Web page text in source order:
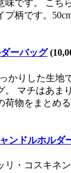
味です。 こち
プ柄です。
ーバッグ
かりした生地
。 マチはあま
荷物をまとめ
ンドルホルダ
リ・コスキネ